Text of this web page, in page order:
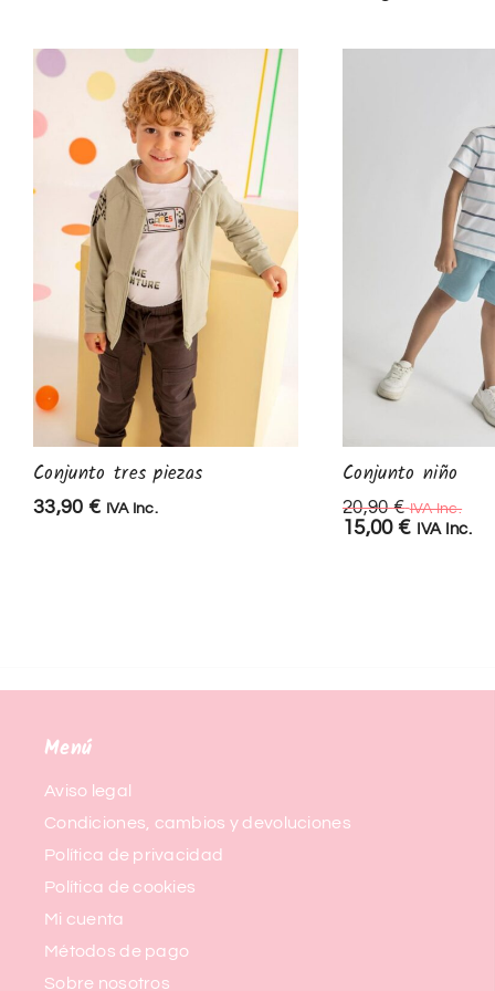
Conjunto tres piezas
33,90 € IVA Inc.
Conjunto niño
20,90€ IVA Inc.
15,00 € IVA Inc.
Menú
Aviso legal
Condiciones, cambios y devoluciones
Política de privacidad
Política de cookies
Mi cuenta
Métodos de pago
Sobre nosotros